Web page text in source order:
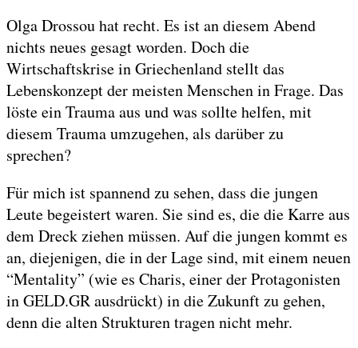
Olga Drossou hat recht. Es ist an diesem Abend
nichts neues gesagt worden. Doch die
Wirtschaftskrise in Griechenland stellt das
Lebenskonzept der meisten Menschen in Frage. Das
löste ein Trauma aus und was sollte helfen, mit
diesem Trauma umzugehen, als darüber zu
sprechen?
Für mich ist spannend zu sehen, dass die jungen
Leute begeistert waren. Sie sind es, die die Karre aus
dem Dreck ziehen müssen. Auf die jungen kommt es
an, diejenigen, die in der Lage sind, mit einem neuen
“Mentality” (wie es Charis, einer der Protagonisten
in GELD.GR ausdrückt) in die Zukunft zu gehen,
denn die alten Strukturen tragen nicht mehr.